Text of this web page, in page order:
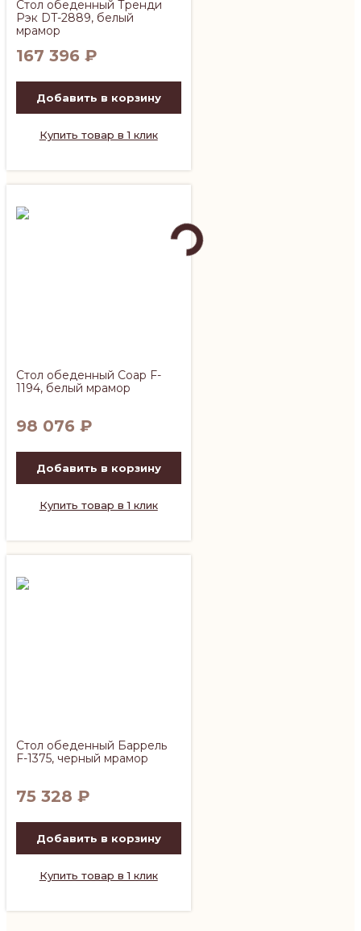
Стол обеденный Тренди
Рэк DT-2889, белый
мрамор
167 396 ₽
Добавить в корзину
Купить товар в 1 клик
Стол обеденный Соар F-
1194, белый мрамор
98 076 ₽
Добавить в корзину
Купить товар в 1 клик
Стол обеденный Баррель
F-1375, черный мрамор
75 328 ₽
Добавить в корзину
Купить товар в 1 клик